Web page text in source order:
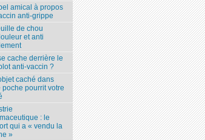
amical à propos
anti-grippe
de chou
et anti
cache derrière le
anti-vaccin ?
caché dans
poche pourrit votre
: le
qui a « vendu la
»